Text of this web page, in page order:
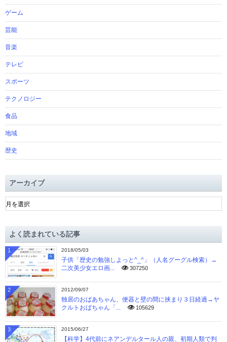
ゲーム
芸能
音楽
テレビ
スポーツ
テクノロジー
食品
地域
歴史
アーカイブ
ア
ー
ブよく読まれている記事
2018/05/03
子供「歴史の勉強しよっと^_^」（人名グーグル検索）→
二次美少女エロ画...
307250
1
2012/09/07
独居のおばあちゃん、便器と壁の間に挟まり３日経過→ヤ
クルトおばちゃん「...
105629
2
2015/06/27
【科学】4代前にネアンデルタール人の親、初期人類で判
3